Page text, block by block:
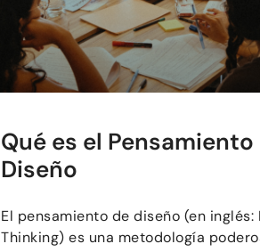
Qué es el Pensamiento
Diseño
El pensamiento de diseño (en inglés:
Thinking) es una metodología